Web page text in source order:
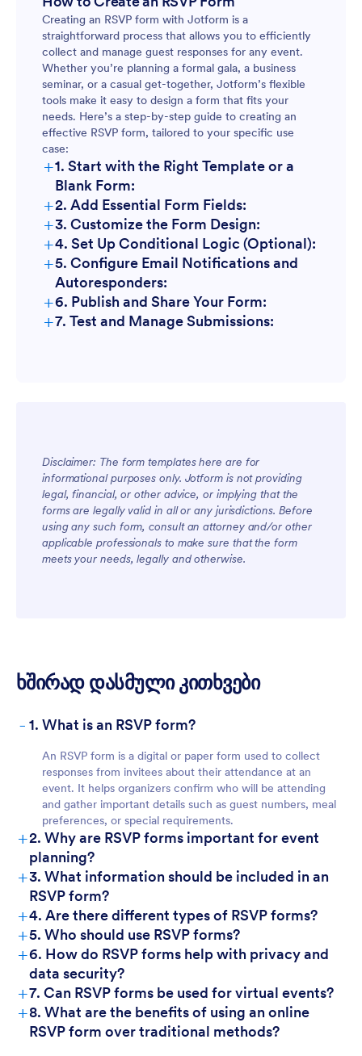
Creating an RSVP form with Jotform is a
straightforward process that allows you to efficiently
collect and manage guest responses for any event.
Whether you’re planning a formal gala, a business
seminar, or a casual get-together, Jotform’s flexible
tools make it easy to design a form that fits your
needs. Here’s a step-by-step guide to creating an
effective RSVP form, tailored to your specific use
case:
+1. Start with the Right Template or a
Blank Form:
+2. Add Essential Form Fields:
+3. Customize the Form Design:
+4. Set Up Conditional Logic (Optional):
+5. Configure Email Notifications and
Autoresponders:
+6. Publish and Share Your Form:
+7. Test and Manage Submissions:
Disclaimer: The form templates here are for
informational purposes only. Jotform is not providing
legal, financial, or other advice, or implying that the
forms are legally valid in all or any jurisdictions. Before
using any such form, consult an attorney and/or other
applicable professionals to make sure that the form
meets your needs, legally and otherwise.
ხშირად დასმული კითხვები
- 1. What is an RSVP form?
An RSVP form is a digital or paper form used to collect
responses from invitees about their attendance at an
event. It helps organizers confirm who will be attending
and gather important details such as guest numbers, meal
preferences, or special requirements.
+2. Why are RSVP forms important for event
planning?
+3. What information should be included in an
RSVP form?
+4. Are there different types of RSVP forms?
+5. Who should use RSVP forms?
+6. How do RSVP forms help with privacy and
data security?
+7. Can RSVP forms be used for virtual events?
+8. What are the benefits of using an online
RSVP form over traditional methods?